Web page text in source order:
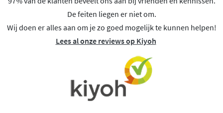
De feiten liegen er niet om.
Wij doen er alles aan om je zo goed mogelijk te kunnen helpen!
Lees al onze reviews op Kiyoh